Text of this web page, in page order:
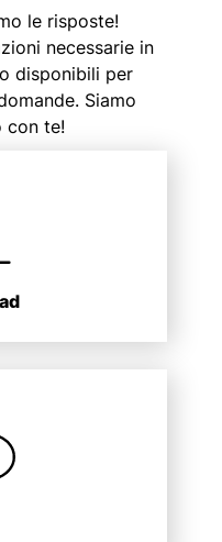
le risposte!
necessarie in
disponibili per
Siamo
con te!